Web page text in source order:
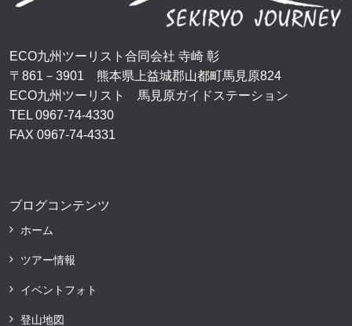
ECO九州ツーリスト合同会社 寺崎 彰
〒861－3901 熊本県上益城郡山都町馬見原824
ECO九州ツーリスト 馬見原ガイドステーション
TEL 0967-74-4330
FAX 0967-74-4331
ブログコンテンツ
ホーム
ツアー情報
イベントフォト
登山地図